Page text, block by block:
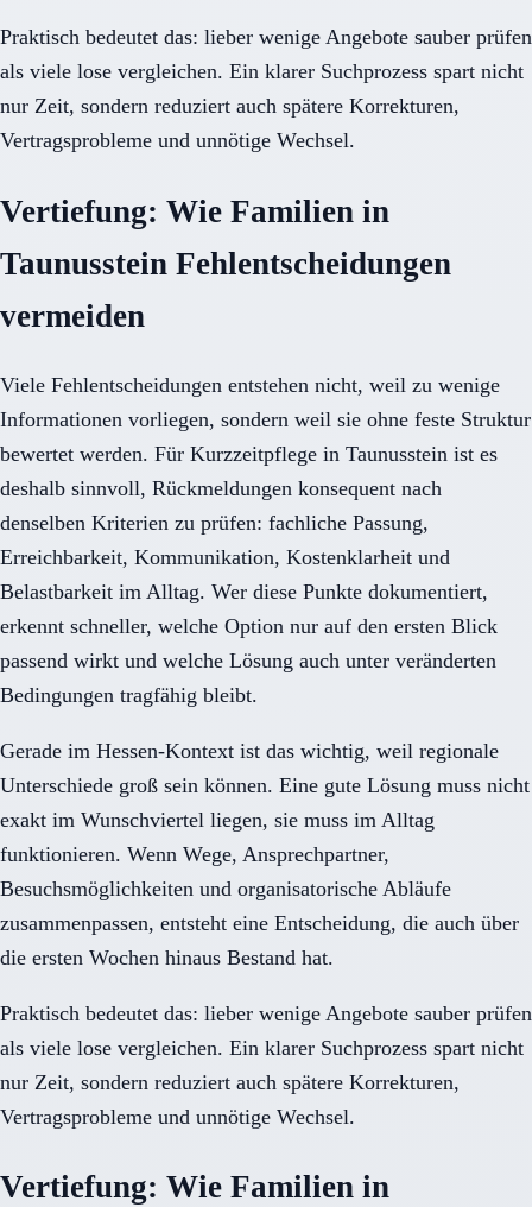
Praktisch bedeutet das: lieber wenige Angebote sauber prüfen
als viele lose vergleichen. Ein klarer Suchprozess spart nicht
nur Zeit, sondern reduziert auch spätere Korrekturen,
Vertragsprobleme und unnötige Wechsel.
Vertiefung: Wie Familien in
Taunusstein Fehlentscheidungen
vermeiden
Viele Fehlentscheidungen entstehen nicht, weil zu wenige
Informationen vorliegen, sondern weil sie ohne feste Struktur
bewertet werden. Für Kurzzeitpflege in Taunusstein ist es
deshalb sinnvoll, Rückmeldungen konsequent nach
denselben Kriterien zu prüfen: fachliche Passung,
Erreichbarkeit, Kommunikation, Kostenklarheit und
Belastbarkeit im Alltag. Wer diese Punkte dokumentiert,
erkennt schneller, welche Option nur auf den ersten Blick
passend wirkt und welche Lösung auch unter veränderten
Bedingungen tragfähig bleibt.
Gerade im Hessen-Kontext ist das wichtig, weil regionale
Unterschiede groß sein können. Eine gute Lösung muss nicht
exakt im Wunschviertel liegen, sie muss im Alltag
funktionieren. Wenn Wege, Ansprechpartner,
Besuchsmöglichkeiten und organisatorische Abläufe
zusammenpassen, entsteht eine Entscheidung, die auch über
die ersten Wochen hinaus Bestand hat.
Praktisch bedeutet das: lieber wenige Angebote sauber prüfen
als viele lose vergleichen. Ein klarer Suchprozess spart nicht
nur Zeit, sondern reduziert auch spätere Korrekturen,
Vertragsprobleme und unnötige Wechsel.
Vertiefung: Wie Familien in